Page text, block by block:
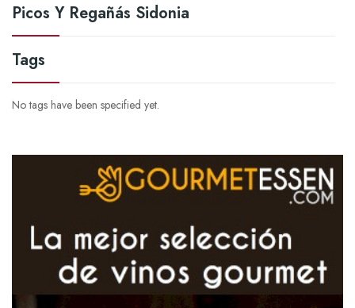
Picos Y Regañás Sidonia
Tags
No tags have been specified yet.